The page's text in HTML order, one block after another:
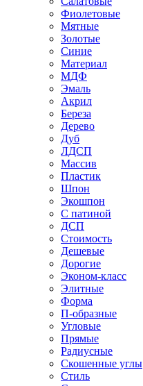
Фиолетовые
Мятные
Золотые
Синие
Материал
МДФ
Эмаль
Акрил
Береза
Дерево
Дуб
ЛДСП
Массив
Пластик
Шпон
Экошпон
С патиной
ДСП
Стоимость
Дешевые
Дорогие
Эконом-класс
Элитные
Форма
П-образные
Угловые
Прямые
Радиусные
Скошенные углы
Стиль